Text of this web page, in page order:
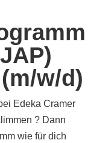
w/d)
Edeka Cramer
? Dann
wie für dich